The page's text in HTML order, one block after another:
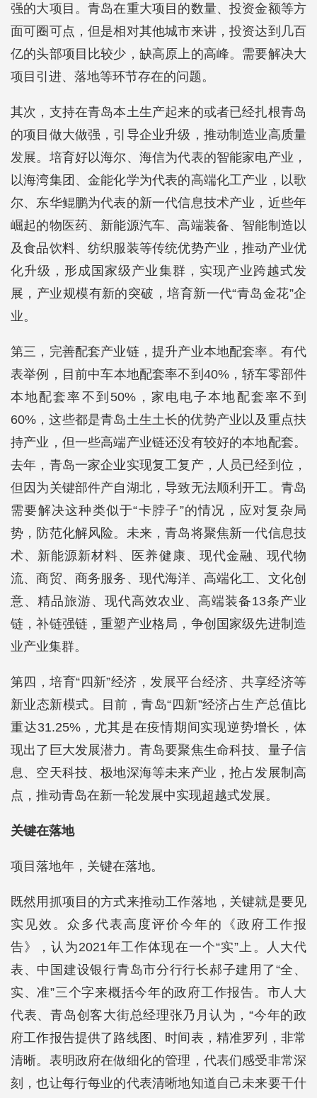
强的大项目。青岛在重大项目的数量、投资金额等方
面可圈可点，但是相对其他城市来讲，投资达到几百
亿的头部项目比较少，缺高原上的高峰。需要解决大
项目引进、落地等环节存在的问题。
其次，支持在青岛本土生产起来的或者已经扎根青岛
的项目做大做强，引导企业升级，推动制造业高质量
发展。培育好以海尔、海信为代表的智能家电产业，
以海湾集团、金能化学为代表的高端化工产业，以歌
尔、东华鲲鹏为代表的新一代信息技术产业，近些年
崛起的物医药、新能源汽车、高端装备、智能制造以
及食品饮料、纺织服装等传统优势产业，推动产业优
化升级，形成国家级产业集群，实现产业跨越式发
展，产业规模有新的突破，培育新一代“青岛金花”企
业。
第三，完善配套产业链，提升产业本地配套率。有代
表举例，目前中车本地配套率不到40%，轿车零部件
本地配套率不到50%，家电电子本地配套率不到
60%，这些都是青岛土生土长的优势产业以及重点扶
持产业，但一些高端产业链还没有较好的本地配套。
去年，青岛一家企业实现复工复产，人员已经到位，
但因为关键部件产自湖北，导致无法顺利开工。青岛
需要解决这种类似于“卡脖子”的情况，应对复杂局
势，防范化解风险。未来，青岛将聚焦新一代信息技
术、新能源新材料、医养健康、现代金融、现代物
流、商贸、商务服务、现代海洋、高端化工、文化创
意、精品旅游、现代高效农业、高端装备13条产业
链，补链强链，重塑产业格局，争创国家级先进制造
业产业集群。
第四，培育“四新”经济，发展平台经济、共享经济等
新业态新模式。目前，青岛“四新”经济占生产总值比
重达31.25%，尤其是在疫情期间实现逆势增长，体
现出了巨大发展潜力。青岛要聚焦生命科技、量子信
息、空天科技、极地深海等未来产业，抢占发展制高
点，推动青岛在新一轮发展中实现超越式发展。
关键在落地
项目落地年，关键在落地。
既然用抓项目的方式来推动工作落地，关键就是要见
实见效。众多代表高度评价今年的《政府工作报
告》，认为2021年工作体现在一个“实”上。人大代
表、中国建设银行青岛市分行行长郝子建用了“全、
实、准”三个字来概括今年的政府工作报告。市人大
代表、青岛创客大街总经理张乃月认为，“今年的政
府工作报告提供了路线图、时间表，精准罗列，非常
清晰。表明政府在做细化的管理，代表们感受非常深
刻，也让每行每业的代表清晰地知道自己未来要干什